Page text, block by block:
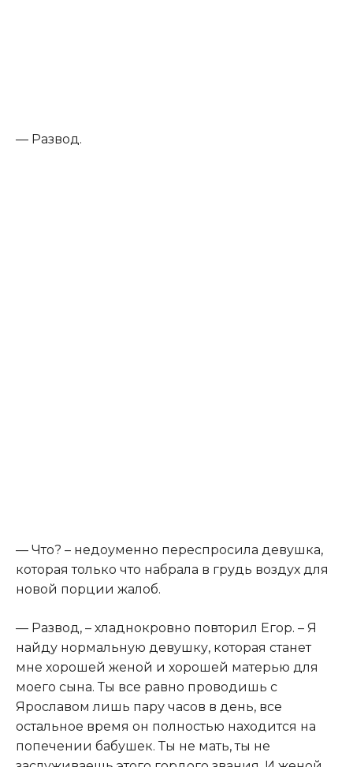
— Развод.
— Что? – недоуменно переспросила девушка,
которая только что набрала в грудь воздух для
новой порции жалоб.
— Развод, – хладнокровно повторил Егор. – Я
найду нормальную девушку, которая станет
мне хорошей женой и хорошей матерью для
моего сына. Ты все равно проводишь с
Ярославом лишь пару часов в день, все
остальное время он полностью находится на
попечении бабушек. Ты не мать, ты не